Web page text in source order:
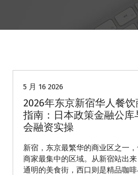
5 月 16 2026
2026年东京新宿华人餐
指南：日本政策金融公库
会融资实操
新宿，东京最繁华的商业区之一
商家最集中的区域。从新宿站出
通明的美食街，西口则是精品咖